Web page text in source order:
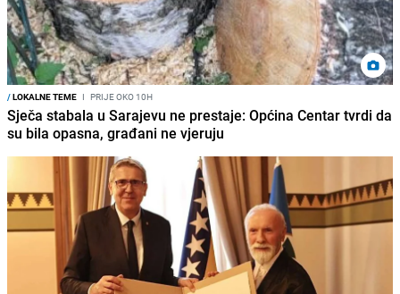
/LOKALNE TEME I PRIJE OKO 10H
Sječa stabala u Sarajevu ne prestaje: Općina Centar tvrdi da
su bila opasna, građani ne vjeruju